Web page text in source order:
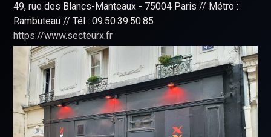
49, rue des Blancs-Manteaux - 75004 Paris // Métro :
Rambuteau // Tél : 09.50.39.50.85
https://www.secteurx.fr